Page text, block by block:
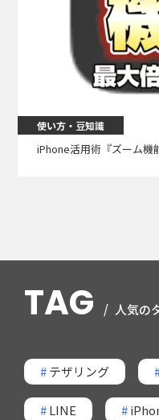
使い方・豆知識
iPhone活用術『ズーム機
TAG 人気の
#テザリング
#LINE #